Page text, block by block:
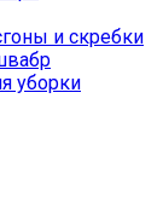
и скребки
уборки